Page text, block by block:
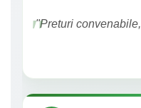
"Preturi